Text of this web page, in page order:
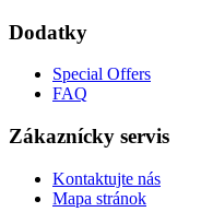
Dodatky
Special Offers
FAQ
Zákaznícky servis
Kontaktujte nás
Mapa stránok